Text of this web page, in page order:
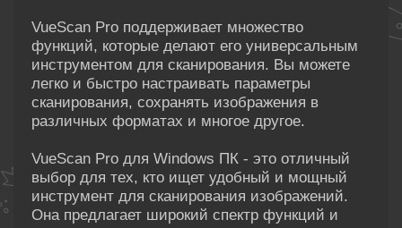
VueScan Pro поддерживает множество
функций, которые делают его универсальным
инструментом для сканирования. Вы можете
легко и быстро настраивать параметры
сканирования, сохранять изображения в
различных форматах и многое другое.
VueScan Pro для Windows ПК - это отличный
выбор для тех, кто ищет удобный и мощный
инструмент для сканирования изображений.
Она предлагает широкий спектр функций и